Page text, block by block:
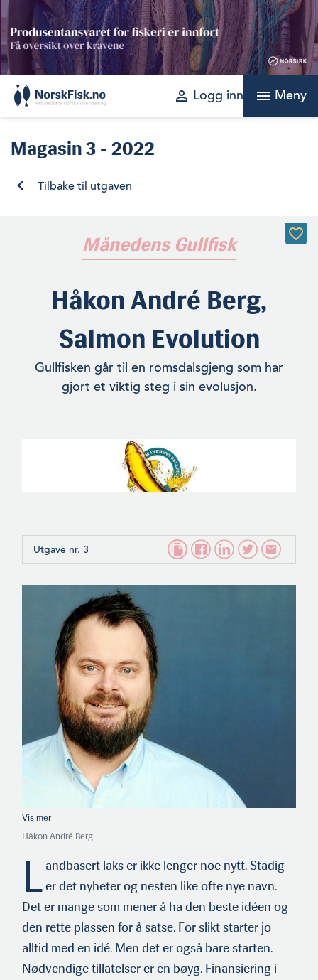
Skip
to
content
perm_identity Logg inn menu Meny
Magasin3 - 2022
Tilbake til utgaven
Månedens Gullfisk
Håkon André Berg,
Salmon Evolution
Gullfisken går til en romsdalsgjeng som har
gjort et viktig steg i sin evolusjon.
Utgave nr. 3
Håkon André Berg
L andbasert laks er ikke lenger noe nytt. Stadig
er det nyheter og nesten like ofte nye navn.
Det er mange som mener å ha den beste idéen og
den rette plassen for å satse. For slikt starter jo
alltid med en idé. Men det er også bare starten.
Nødvendige tillatelser er en bøyg. Finansiering i